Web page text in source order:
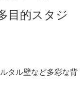
目的スタジ
タル壁など多彩な背